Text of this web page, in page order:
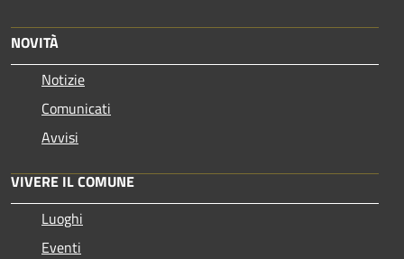
NOVITÀ
Notizie
Comunicati
Avvisi
VIVERE IL COMUNE
Luoghi
Eventi